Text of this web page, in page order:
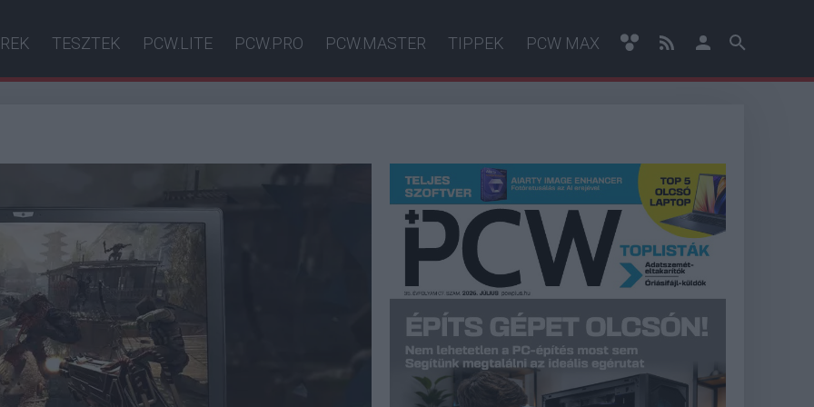
TESZTEK PCW.LITE PCW.PRO PCW.MASTER TIPPEK PCW MAX